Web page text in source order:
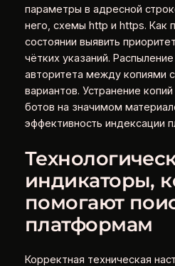
параметры в адресной
него, схемы http и https. Как
состоянии выявить
чётких указаний.
авторитета между копиями
вариантов. Устранение
ботов на значимом
эффективность индексации
индикаторы,
помогают
платформам
Корректная техническая